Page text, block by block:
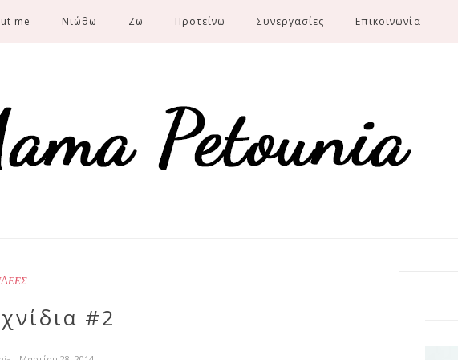
me Νιώθω Ζω Προτείνω Συνεργασίες Επικοινωνία
#2